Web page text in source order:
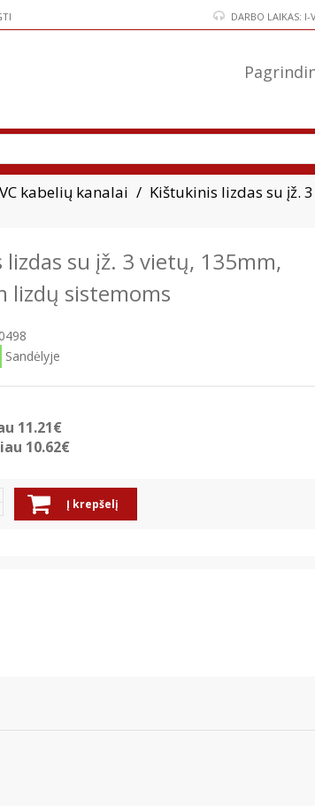
DARBO LAIKAS:
kabelių kanalai Kištukinis lizdas su įž.
lizdas su įž. 3 vietų, 135mm,
lizdų sistemoms
Sandėlyje
11.21€
10.62€
Į krepšelį